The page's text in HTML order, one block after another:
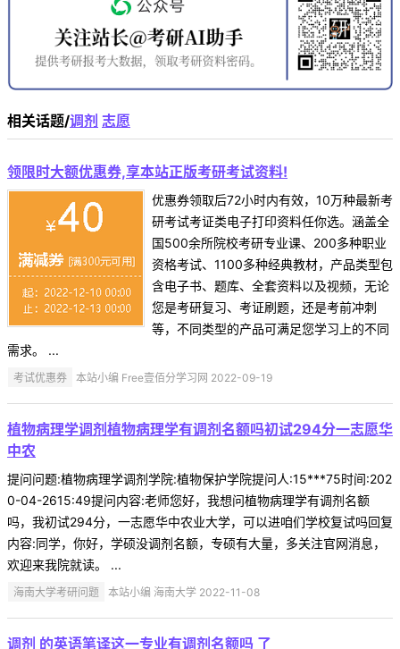
相关话题/调剂 志愿
领限时大额优惠券,享本站正版考研考试资料!
优惠券领取后72小时内有效，10万种最新考
研考试考证类电子打印资料任你选。涵盖全
国500余所院校考研专业课、200多种职业
资格考试、1100多种经典教材，产品类型包
含电子书、题库、全套资料以及视频，无论
您是考研复习、考证刷题，还是考前冲刺
等，不同类型的产品可满足您学习上的不同
需求。 ...
考试优惠券 本站小编 Free壹佰分学习网 2022-09-19
植物病理学调剂植物病理学有调剂名额吗初试294分一志愿华
中农
提问问题:植物病理学调剂学院:植物保护学院提问人:15***75时间:202
0-04-2615:49提问内容:老师您好，我想问植物病理学有调剂名额
吗，我初试294分，一志愿华中农业大学，可以进咱们学校复试吗回复
内容:同学，你好，学硕没调剂名额，专硕有大量，多关注官网消息，
欢迎来我院就读。 ...
海南大学考研问题 本站小编 海南大学 2022-11-08
调剂 的英语笔译这一专业有调剂名额吗 了